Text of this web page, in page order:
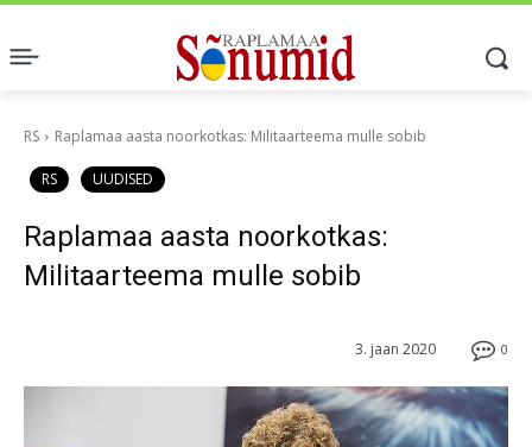
RS Raplamaa aasta noorkotkas: Militaarteema mulle sobib
RS UUDISED
Raplamaa aasta noorkotkas:
Militaarteema mulle sobib
0
3. jaan 2020